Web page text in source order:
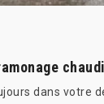
dans votre